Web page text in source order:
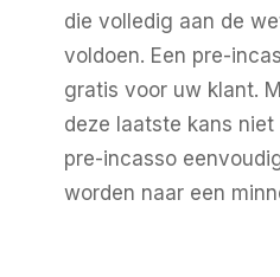
die volledig aan de
voldoen. Een pre-
gratis voor uw klant.
deze laatste kans
pre-incasso
worden naar een